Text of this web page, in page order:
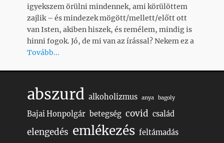
igyekszem örülni mindennek, ami körülöttem
zajlik – és mindezek mögött/mellett/előtt ott
van Isten, akiben hiszek, és remélem, mindig is
hinni fogok. Jó, de mi van az írással? Nekem ez a
Tovább...
abszurd alkoholizmus anya bagoly
Bajai Honpolgár betegség covid család
elengedés emlékezés feltámadás